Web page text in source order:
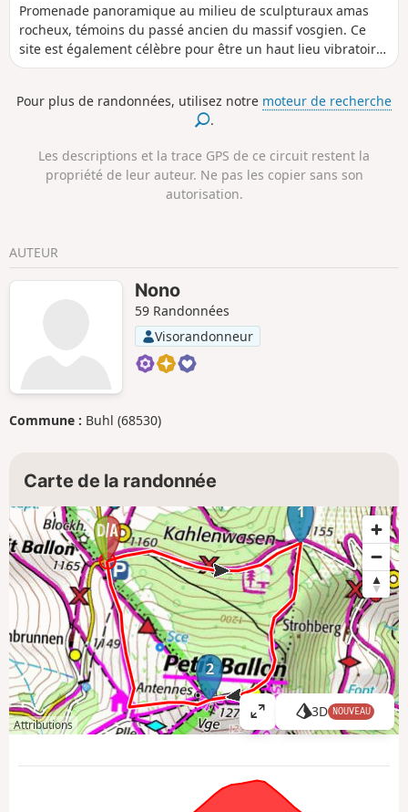
Promenade panoramique au milieu de sculpturaux amas
rocheux, témoins du passé ancien du massif vosgien. Ce
site est également célèbre pour être un haut lieu vibratoire
en Alsace !
Pour plus de randonnées, utilisez notre moteur de recherche
.
Les descriptions et la trace GPS de ce circuit restent la
propriété de leur auteur. Ne pas les copier sans son
autorisation.
AUTEUR
Nono
59 Randonnées
Visorandonneur
Commune : Buhl (68530)
Carte de la randonnée
1
2
Attributions
A
ff
c
3D NOUVEAU